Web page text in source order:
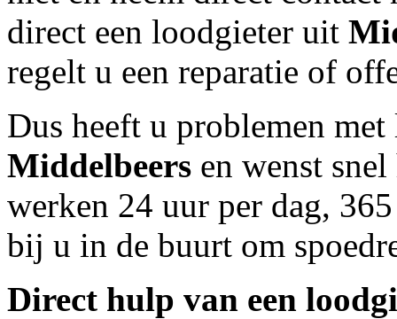
direct een loodgieter uit
regelt u een reparatie of
Dus heeft u problemen
Middelbeers en wenst
werken 24 uur per dag,
bij u in de buurt om
Direct hulp van een